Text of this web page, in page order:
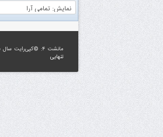
مانشت ۴: ©کپی‌رایت سال ۱۳۹۵. همه حقوق برای
تنهایی